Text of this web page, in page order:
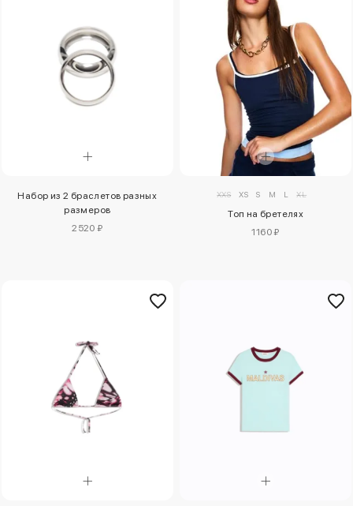
Набор из 2 браслетов разных
размеров
2520 ₽
XXS XS S M L XL
Топ на бретелях
1160 ₽